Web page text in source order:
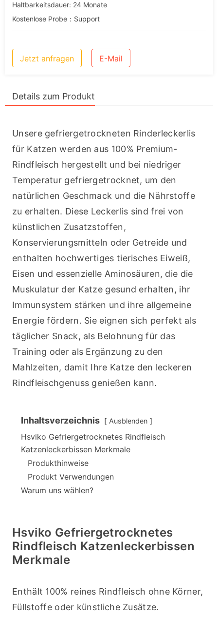
Haltbarkeitsdauer: 24 Monate
Kostenlose Probe：Support
Jetzt anfragen E-Mail
Details zum Produkt
Unsere gefriergetrockneten Rinderleckerlis
für Katzen werden aus 100% Premium-
Rindfleisch hergestellt und bei niedriger
Temperatur gefriergetrocknet, um den
natürlichen Geschmack und die Nährstoffe
zu erhalten. Diese Leckerlis sind frei von
künstlichen Zusatzstoffen,
Konservierungsmitteln oder Getreide und
enthalten hochwertiges tierisches Eiweiß,
Eisen und essenzielle Aminosäuren, die die
Muskulatur der Katze gesund erhalten, ihr
Immunsystem stärken und ihre allgemeine
Energie fördern. Sie eignen sich perfekt als
täglicher Snack, als Belohnung für das
Training oder als Ergänzung zu den
Mahlzeiten, damit Ihre Katze den leckeren
Rindfleischgenuss genießen kann.
Inhaltsverzeichnis Ausblenden
Hsviko Gefriergetrocknetes Rindfleisch
Katzenleckerbissen Merkmale
Produkthinweise
Produkt Verwendungen
Warum uns wählen?
Hsviko Gefriergetrocknetes
Rindfleisch Katzenleckerbissen
Merkmale
Enthält 100% reines Rindfleisch ohne Körner,
Füllstoffe oder künstliche Zusätze.